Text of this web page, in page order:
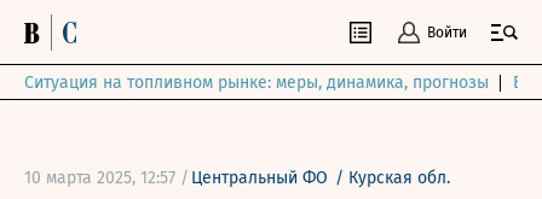
Войти
Ситуация на топливном рынке: меры, динамика, прогнозы
10 марта 2025, 12:57 / Центральный ФО / Курская обл.